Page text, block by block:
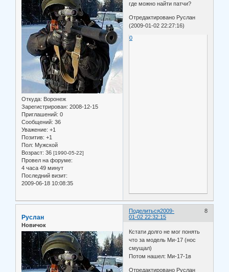
Откуда: Воронеж
Зарегистрирован: 2008-12-15
Приглашений: 0
Сообщений: 36
Уважение: +1
Позитив: +1
Пол: Мужской
Возраст: 36 [1990-05-22]
Провел на форуме:
4 часа 49 минут
Последний визит:
2009-06-18 10:08:35
где можно найти патчи?
Отредактировано Руслан
(2009-01-02 22:27:16)
0
Поделиться 8
2009-
01-02 22:32:15
Руслан
Новичок
Кстати долго не мог понять
что за модель Ми-17 (нос
смущал)
Потом нашел: Ми-17-1в
Отредактировано Руслан